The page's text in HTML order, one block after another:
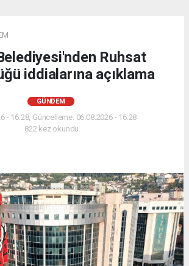
Ruhsat
iddialarına açıklama
GÜNDEM
- 16:28, Güncelleme: 06.08.2026 - 16:28
822 kez okundu.